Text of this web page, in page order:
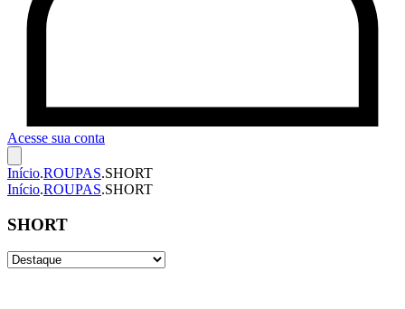
Acesse sua conta
Início.ROUPAS.SHORT
Início.ROUPAS.SHORT
SHORT